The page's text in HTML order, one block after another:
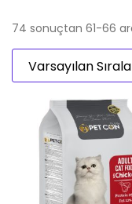
74 sonuçtan 61-66